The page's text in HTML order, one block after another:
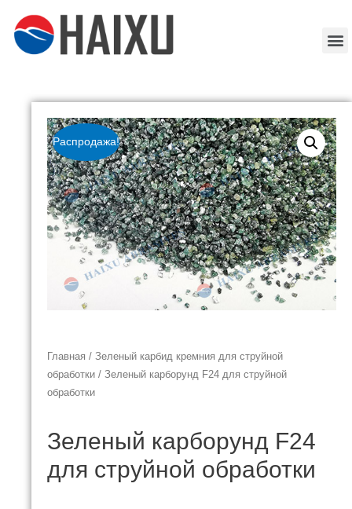
Распродажа!
Главная / Зеленый карбид кремния для струйной
обработки / Зеленый карборунд F24 для струйной
обработки
Зеленый карборунд F24
для струйной обработки